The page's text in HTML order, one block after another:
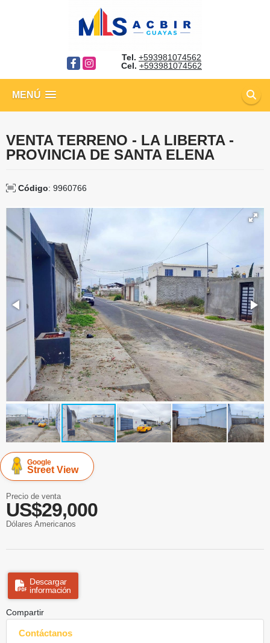
FacebookInstagram
Tel. +593981074562
Cel. +593981074562
MENÚ
VENTA TERRENO - LA LIBERTA -
PROVINCIA DE SANTA ELENA
Código: 9960766
Google
Street View
Precio de venta
US$29,000
Dólares Americanos
Descargar
información
Compartir
Contáctanos